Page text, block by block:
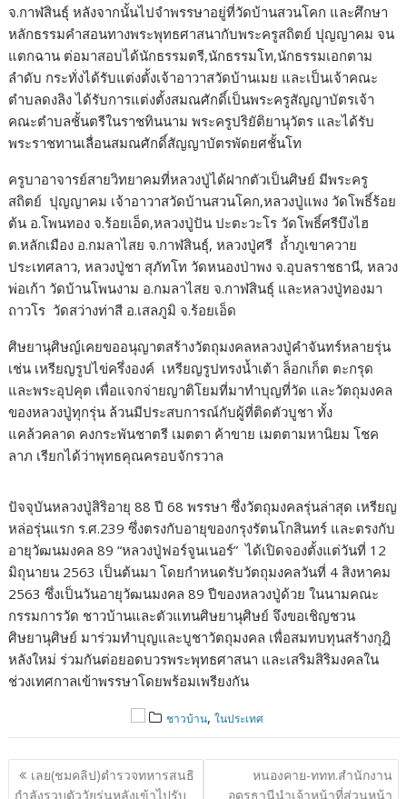
จ.กาฬสินธุ์ หลังจากนั้นไปจำพรรษาอยู่ที่วัดบ้านสวนโคก และศึกษา
หลักธรรมคำสอนทางพระพุทธศาสนากับพระครูสถิตย์ ปุญญาคม จน
แตกฉาน ต่อมาสอบได้นักธรรมตรี,นักธรรมโท,นักธรรมเอกตาม
ลำดับ กระทั่งได้รับแต่งตั้งเจ้าอาวาสวัดบ้านเมย และเป็นเจ้าคณะ
ตำบลดงลิง ได้รับการแต่งตั้งสมณศักดิ์เป็นพระครูสัญญาบัตรเจ้า
คณะตำบลชั้นตรีในราชทินนาม พระครูปริยัติยานุวัตร และได้รับ
พระราชทานเลื่อนสมณศักดิ์สัญญาบัตรพัดยศชั้นโท
ครูบาอาจารย์สายวิทยาคมที่หลวงปู่ได้ฝากตัวเป็นศิษย์ มีพระครู
สถิตย์ ปุญญาคม เจ้าอาวาสวัดบ้านสวนโคก,หลวงปู่แพง วัดโพธิ์ร้อย
ต้น อ.โพนทอง จ.ร้อยเอ็ด,หลวงปู่ปัน ปะตะวะโร วัดโพธิ์ศรีบึงไฮ
ต.หลักเมือง อ.กมลาไสย จ.กาฬสินธุ์, หลวงปู่ศรี ถ้ำภูเขาควาย
ประเทศลาว, หลวงปู่ชา สุภัทโท วัดหนองป่าพง จ.อุบลราชธานี, หลวง
พ่อเก้า วัดบ้านโพนงาม อ.กมลาไสย จ.กาฬสินธุ์ และหลวงปู่ทองมา
ถาวโร วัดสว่างท่าสี อ.เสลภูมิ จ.ร้อยเอ็ด
ศิษยานุศิษญ์เคยขออนุญาตสร้างวัตถุมงคลหลวงปู่คำจันทร์หลายรุ่น
เช่น เหรียญรูปไข่ครึ่งองค์ เหรียญรูปทรงน้ำเต้า ล็อกเก็ต ตะกรุด
และพระอุปคุต เพื่อแจกจ่ายญาติโยมที่มาทำบุญที่วัด และวัตถุมงคล
ของหลวงปู่ทุกรุ่น ล้วนมีประสบการณ์กับผู้ที่ติดตัวบูชา ทั้ง
แคล้วคลาด คงกระพันชาตรี เมตตา ค้าขาย เมตตามหานิยม โชค
ลาภ เรียกได้ว่าพุทธคุณครอบจักรวาล
ปัจจุบันหลวงปู่สิริอายุ 88 ปี 68 พรรษา ซึ่งวัตถุมงคลรุ่นล่าสุด เหรียญ
หล่อรุ่นแรก ร.ศ.239 ซึ่งตรงกับอายุของกรุงรัตนโกสินทร์ และตรงกับ
อายุวัฒนมงคล 89 “หลวงปู่ฟอร์จูนเนอร์” ได้เปิดจองตั้งแต่วันที่ 12
มิถุนายน 2563 เป็นต้นมา โดยกำหนดรับวัตถุมงคลวันที่ 4 สิงหาคม
2563 ซึ่งเป็นวันอายุวัฒนมงคล 89 ปีของหลวงปู่ด้วย ในนามคณะ
กรรมการวัด ชาวบ้านและตัวแทนศิษยานุศิษย์ จึงขอเชิญชวน
ศิษยานุศิษย์ มาร่วมทำบุญและบูชาวัตถุมงคล เพื่อสมทบทุนสร้างกุฎิ
หลังใหม่ ร่วมกันต่อยอดบวรพระพุทธศาสนา และเสริมสิริมงคลใน
ช่วงเทศกาลเข้าพรรษาโดยพร้อมเพรียงกัน
ชาวบ้าน, ในประเทศ
แนะแนว
เรื่อง
เลย(ชมคลิป)ตำรวจทหารสนธิ
กำลังรวบตัววัยรุ่นหลังเข้าไปรับ
หนองคาย-ททท.สำนักงาน
อุดรธานีนำเจ้าหน้าที่ส่วนหน้า